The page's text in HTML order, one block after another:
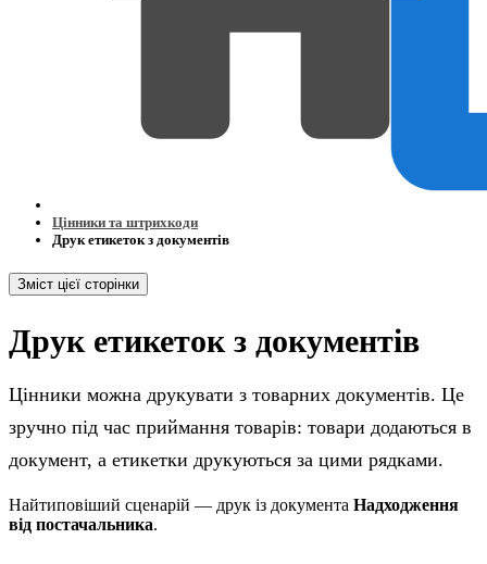
Цінники та штрихкоди
Друк етикеток з документів
Зміст цієї сторінки
Друк етикеток з документів
Цінники можна друкувати з товарних документів. Це
зручно під час приймання товарів: товари додаються в
документ, а етикетки друкуються за цими рядками.
Найтиповіший сценарій — друк із документа Надходження
від постачальника.